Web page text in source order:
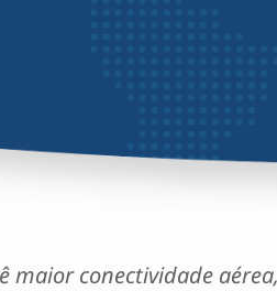
maior conectividade